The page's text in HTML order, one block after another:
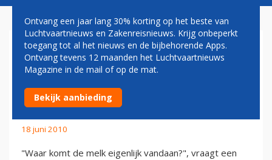
COLUMN JAN COCHERET:
WAAR KOMT DE MELK
VANDAAN?
18 juni 2010
"Waar komt de melk eigenlijk vandaan?", vraagt een
Ontvang een jaar lang 30% korting op het beste van
Luchtvaartnieuws en Zakenreisnieuws. Krijg onbeperkt
toegang tot al het nieuws en de bijbehorende Apps.
Ontvang tevens 12 maanden het Luchtvaartnieuws
Magazine in de mail of op de mat.
Bekijk aanbieding